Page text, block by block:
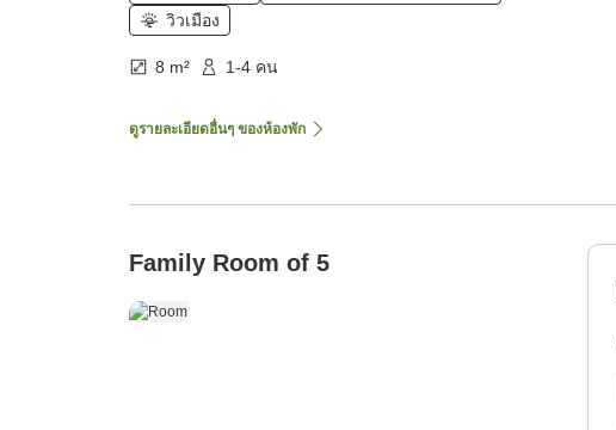
วิวเมือง
8 m² 1-4 คน
ดูรายละเอียดอื่นๆ ของห้องพัก
Family Room of 5